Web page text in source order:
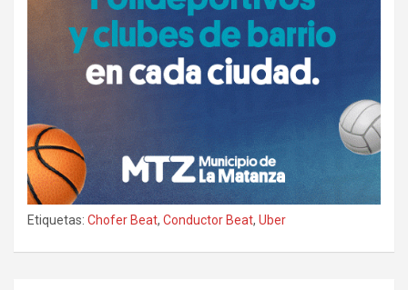
Etiquetas: Chofer Beat, Conductor Beat, Uber